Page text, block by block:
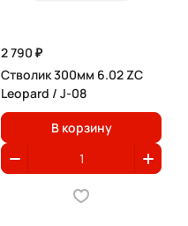
2 790 ₽
Стволик 300мм 6.02 ZC
Leopard / J-08
В корзину